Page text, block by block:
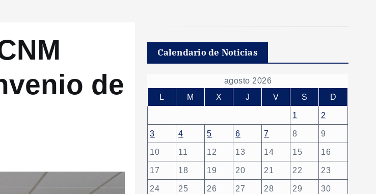
de
Calendario de Noticias
agosto 2026
L
M X J V S D
1 2
3 4 5 6 7 8 9
10 11 12 13 14 15 16
17 18 19 20 21 22 23
24 25 26 27 28 29 30